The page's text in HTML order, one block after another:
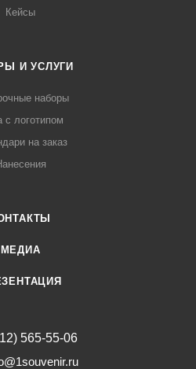
Кейсы
И УСЛУГИ
наборы
с логотипом
на заказ
МЕДИА
565-55-06